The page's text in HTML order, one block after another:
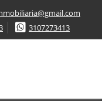
3107273413